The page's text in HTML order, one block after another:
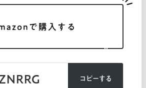
で購入する
コピーする